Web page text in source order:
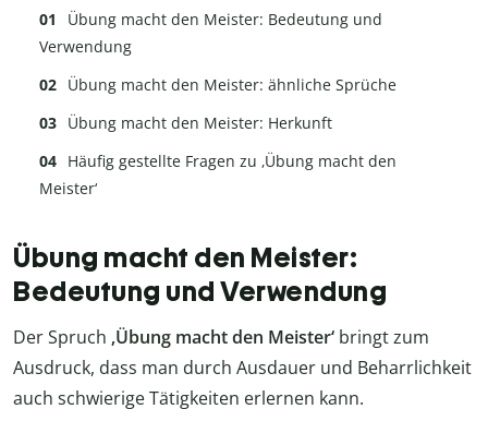
Übung macht den Meister: Bedeutung und
Verwendung
Übung macht den Meister: ähnliche Sprüche
Übung macht den Meister: Herkunft
Häufig gestellte Fragen zu ‚Übung macht den
Meister‘
Übung macht den Meister:
Bedeutung und Verwendung
Der Spruch ‚Übung macht den Meister‘ bringt zum
Ausdruck, dass man durch Ausdauer und Beharrlichkeit
auch schwierige Tätigkeiten erlernen kann.